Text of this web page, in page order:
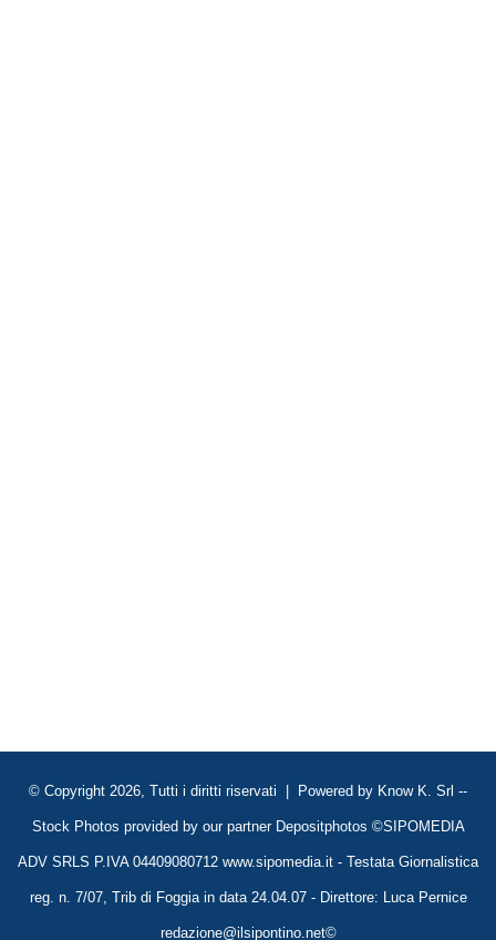
© Copyright 2026, Tutti i diritti riservati | Powered by Know K. Srl --
Stock Photos provided by our partner Depositphotos ©SIPOMEDIA
ADV SRLS P.IVA 04409080712 www.sipomedia.it - Testata Giornalistica
reg. n. 7/07, Trib di Foggia in data 24.04.07 - Direttore: Luca Pernice
redazione@ilsipontino.net©